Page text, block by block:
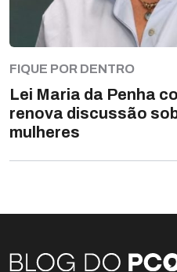
FIQUE POR DENTRO
Lei Maria da Penha
renova discussão
mulheres